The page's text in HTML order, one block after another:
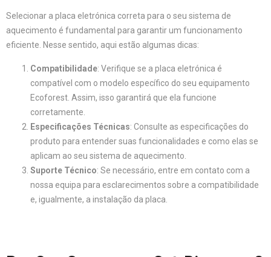
Selecionar a placa eletrónica correta para o seu sistema de
aquecimento é fundamental para garantir um funcionamento
eficiente. Nesse sentido, aqui estão algumas dicas:
Compatibilidade: Verifique se a placa eletrónica é
compatível com o modelo específico do seu equipamento
Ecoforest. Assim, isso garantirá que ela funcione
corretamente.
Especificações Técnicas: Consulte as especificações do
produto para entender suas funcionalidades e como elas se
aplicam ao seu sistema de aquecimento.
Suporte Técnico: Se necessário, entre em contato com a
nossa equipa para esclarecimentos sobre a compatibilidade
e, igualmente, a instalação da placa.